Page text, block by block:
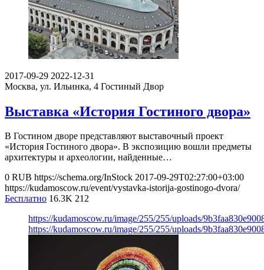
2017-09-29 2022-12-31
Москва, ул. Ильинка, 4 Гостиный Двор
Выставка «История Гостиного двора»
В Гостином дворе представляют выставочный проект
«История Гостиного двора». В экспозицию вошли предметы
архитектуры и археологии, найденные…
0 RUB https://schema.org/InStock 2017-09-29T02:27:00+03:00
https://kudamoscow.ru/event/vystavka-istorija-gostinogo-dvora/
Бесплатно 16.3K 212
https://kudamoscow.ru/image/255/255/uploads/
https://kudamoscow.ru/image/255/255/uploads/